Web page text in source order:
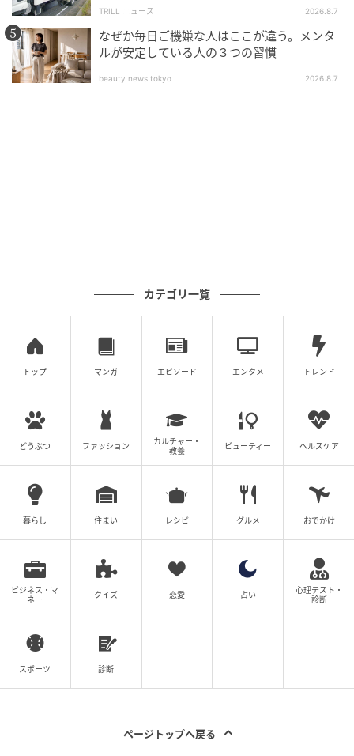
む仕様になっていて、トングの内側には細かな溝が入
っています。
天然素材なので、表面にささくれやトゲが生じる場合
慣れるまでは少しコツが必要ですが、触りたくないも
のをつかんで、そのまま捨てられるという快適さは想
また、汚物に触れたトングをそのままゴミ箱へ捨てら
れるので、後片付けのストレスも激減します。
掃除が終わった後に、このトングをどう洗おう…と悩
まなくて済むのはかなり嬉しいポイントです。
今回はセリアの『お掃除用ミニトング』をご紹介しま
した。
プラスチック製ではないので環境に優しく、使用後は
燃えるゴミとして処分可能。使い捨て＝罪悪感という
TRILL ニュース 2026.8.7
なぜか毎日ご機嫌な人はここが違う。メンタ
ルが安定している人の３つの習慣
beauty news tokyo 2026.8.7
カテゴリ一覧
トップ マンガ エピソード エンタメ トレンド
どうぶつ ファッション
カルチャー・
教養
ビューティー ヘルスケア
暮らし 住まい レシピ グルメ おでかけ
ビジネス・マ
ネー
クイズ 恋愛 占い
心理テスト・
診断
スポーツ 診断
ページトップへ戻る